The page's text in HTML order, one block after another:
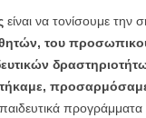
είναι να τονίσουμε την
του
προσαρμόσαμε
προγράμματα